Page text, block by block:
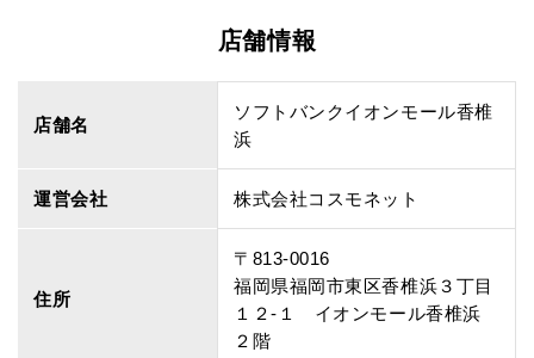
店舗情報
店舗名
ソフトバンクイオンモール香椎
浜
運営会社 株式会社コスモネット
住所
〒813-0016
福岡県福岡市東区香椎浜３丁目
１２‐１ イオンモール香椎浜
２階